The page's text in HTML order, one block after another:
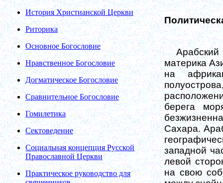
История Христианской Церкви
Риторика
Основное Богословие
Нравственное Богословие
Догматическое Богословие
Сравнительное Богословие
Гомилетика
Сектоведение
Социальная концепция Русской
Православной Церкви
Практическое руководство для
ма­терика
на
берега
Сахара.
западной
левой
на свою